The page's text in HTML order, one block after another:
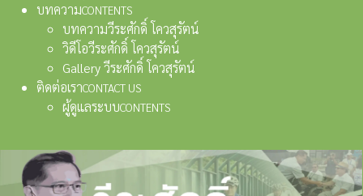
บทความCONTENTS
บทความวีระศักดิ์ โควสุรัตน์
วิดีโอวีระศักดิ์ โควสุรัตน์
Gallery วีระศักดิ์ โควสุรัตน์
ติดต่อเราCONTACT US
ผู้ดูแลระบบCONTENTS